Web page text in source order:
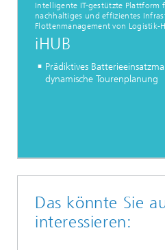
Intelligente IT-gestützte Plattform
nachhaltiges und effizientes
Flottenmanagement von Logistik-
iHUB
Prädiktives
dynamische Tourenplanung
Das könnte Sie
interessieren: